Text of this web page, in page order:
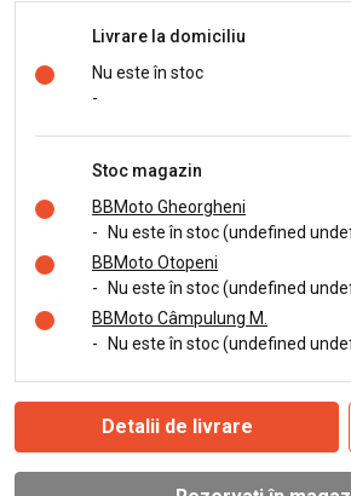
Livrare la domiciliu
Nu este în stoc
-
Stoc magazin
BBMoto Gheorgheni
-
Nu este în stoc (undefined
BBMoto Otopeni
-
Nu este în stoc (undefined
BBMoto Câmpulung M.
-
Nu este în stoc (undefined
Detalii de livrare